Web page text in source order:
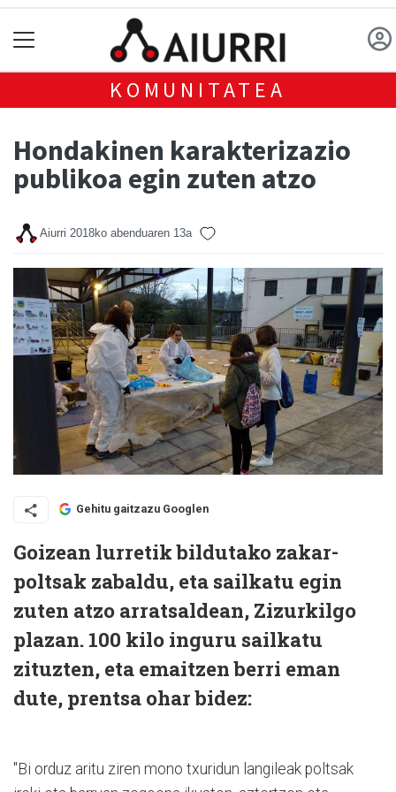
KOMUNITATEA
Hondakinen karakterizazio
publikoa egin zuten atzo
Aiurri 2018ko abenduaren 13a
Gehitu gaitzazu Googlen
Goizean lurretik bildutako zakar-
poltsak zabaldu, eta sailkatu egin
zuten atzo arratsaldean, Zizurkilgo
plazan. 100 kilo inguru sailkatu
zituzten, eta emaitzen berri eman
dute, prentsa ohar bidez:
"Bi orduz aritu ziren mono txuridun langileak poltsak